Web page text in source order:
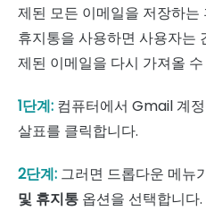
제된 모든 이메일을 저장하는
휴지통을 사용하면 사용자는
제된 이메일을 다시 가져올
1단계: 컴퓨터에서 Gmail 계
살표를 클릭합니다.
2단계: 그러면 드롭다운 메뉴
및 휴지통 옵션을 선택합니다.